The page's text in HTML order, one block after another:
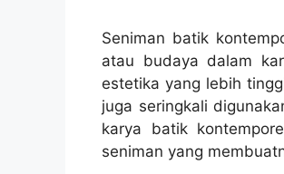
Seniman batik
atau budaya dalam
estetika yang lebih
juga seringkali
karya batik
seniman yang